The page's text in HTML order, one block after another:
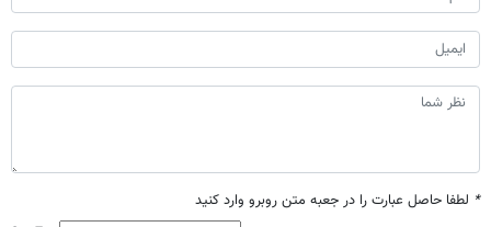
* لطفا حاصل عبارت را در جعبه متن روبرو وارد کنید